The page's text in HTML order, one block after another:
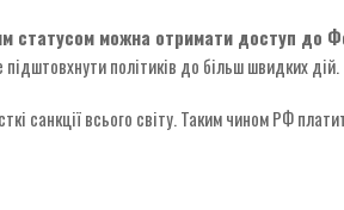
статусом можна отримати доступ до
політиків до більш швидких дій.
санкції всього світу. Таким чином РФ